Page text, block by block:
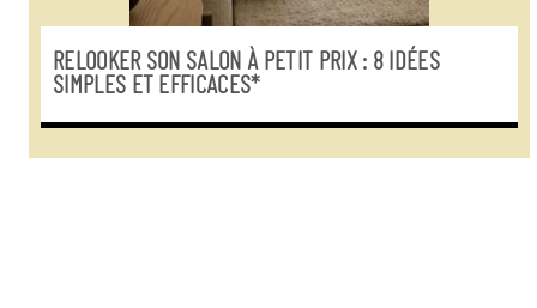
RELOOKER SON SALON À PETIT PRIX : 8 IDÉES
SIMPLES ET EFFICACES*